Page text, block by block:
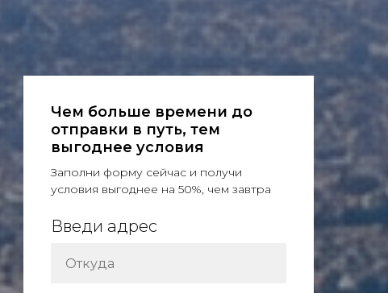
Чем больше времени до
отправки в путь, тем
выгоднее условия
Заполни форму сейчас и получи
условия выгоднее на 50%, чем завтра
Введи адрес